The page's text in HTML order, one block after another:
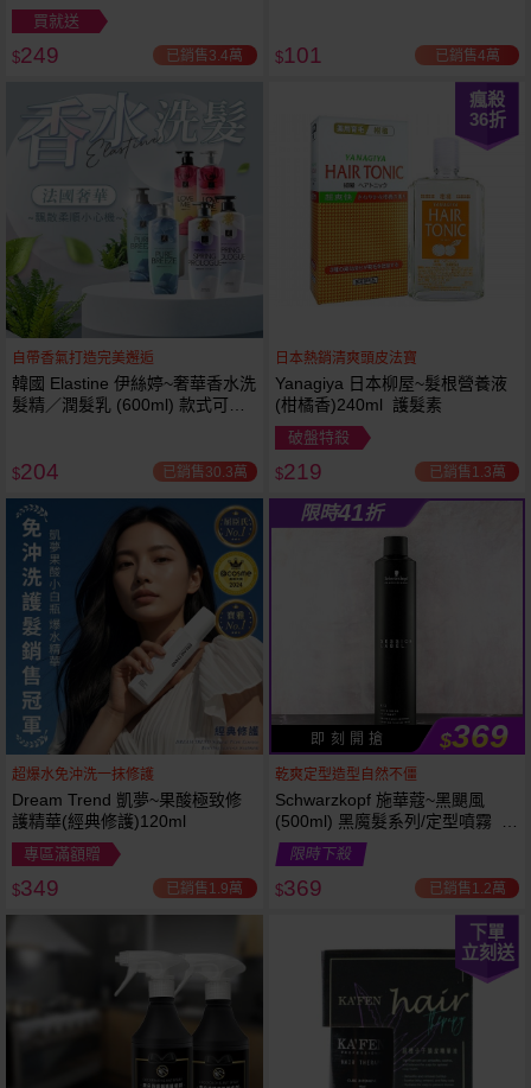
買就送
$249 已銷售3.4萬 $101 已銷售4萬
自帶香氣打造完美邂逅
韓國 Elastine 伊絲婷~奢華香水洗
髮精／潤髮乳 (600ml) 款式可選
$204 已銷售30.3萬
瘋殺
36折
日本熱銷清爽頭皮法寶
Yanagiya 日本柳屋~髮根營養液
(柑橘香)240ml 護髮素
破盤特殺
$219 已銷售1.3萬
超爆水免沖洗一抹修護
Dream Trend 凱夢~果酸極致修
護精華(經典修護)120ml
專區滿額贈
$349 已銷售1.9萬
限時41折
即 刻 開 搶 $369
乾爽定型造型自然不僵
Schwarzkopf 施華蔻~黑颶風
(500ml) 黑魔髮系列/定型噴霧 施
華寇
限時下殺
$369 已銷售1.2萬
下單
立刻送